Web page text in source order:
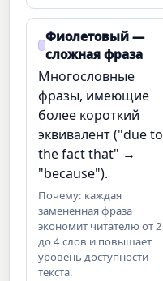
Фиолетовый —
сложная фраза
Многословные
фразы, имеющие
более короткий
эквивалент ("due to
the fact that" →
"because").
Почему: каждая
замененная фраза
экономит читателю от 2
до 4 слов и повышает
уровень доступности
текста.